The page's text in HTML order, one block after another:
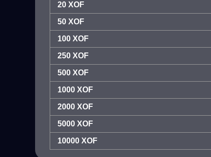
20 XOF
50 XOF
100 XOF
250 XOF
500 XOF
1000 XOF
2000 XOF
5000 XOF
10000 XOF